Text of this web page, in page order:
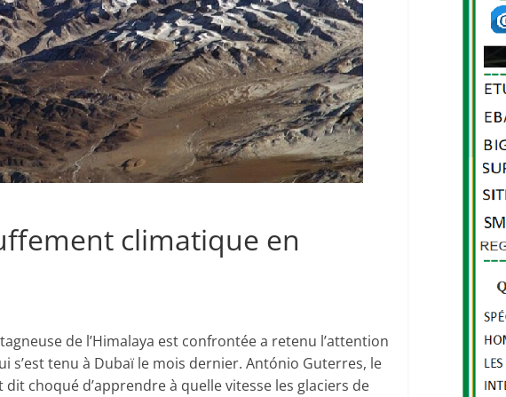
climatique en
de l’Himalaya est confrontée a retenu l’attention
s’est tenu à Dubaï le mois dernier. António Guterres, le
choqué d’apprendre à quelle vitesse les glaciers de